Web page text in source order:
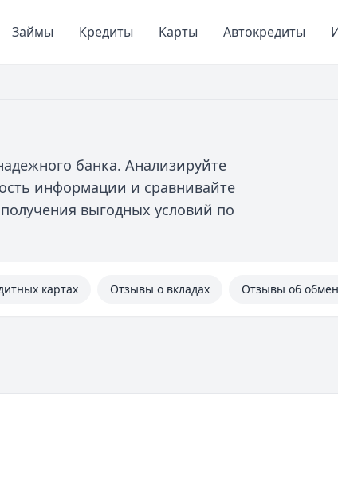
Займы Кредиты Карты Автокредиты
банка. Анализируйте
информации и сравнивайте
выгодных условий по
картах Отзывы о вкладах Отзывы об